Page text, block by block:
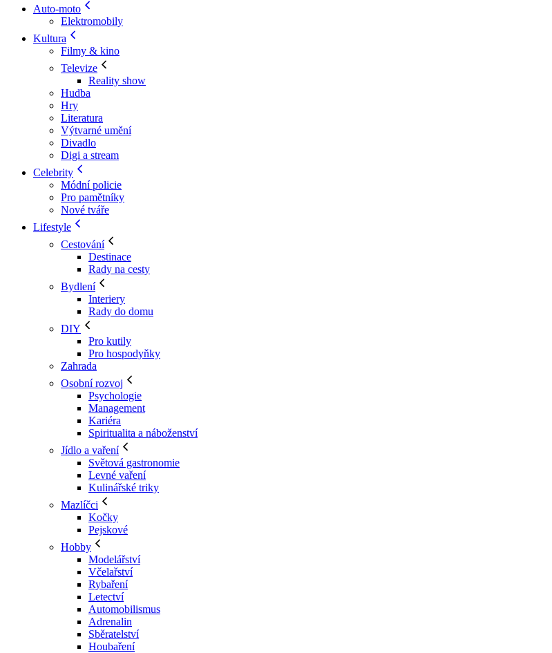
Auto-moto
Elektromobily
Kultura
Filmy & kino
Televize
Reality show
Hudba
Hry
Literatura
Výtvarné umění
Divadlo
Digi a stream
Celebrity
Módní policie
Pro pamětníky
Nové tváře
Lifestyle
Cestování
Destinace
Rady na cesty
Bydlení
Interiery
Rady do domu
DIY
Pro kutily
Pro hospodyňky
Zahrada
Osobní rozvoj
Psychologie
Management
Kariéra
Spiritualita a náboženství
Jídlo a vaření
Světová gastronomie
Levné vaření
Kulinářské triky
Mazlíčci
Kočky
Pejskové
Hobby
Modelářství
Včelařství
Rybaření
Letectví
Automobilismus
Adrenalin
Sběratelství
Houbaření